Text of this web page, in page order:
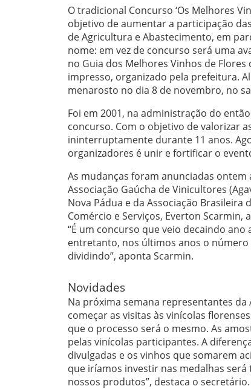
O tradicional Concurso ‘Os Melhores
objetivo de aumentar a participação
de Agricultura e Abastecimento, em
nome: em vez de concurso será uma
no Guia dos Melhores Vinhos de
impresso, organizado pela prefeitura.
menarosto no dia 8 de novembro, no
Foi em 2001, na administração do
concurso. Com o objetivo de valorizar
ininterruptamente durante 11 anos.
organizadores é unir e fortificar o
As mudanças foram anunciadas
Associação Gaúcha de Vinicultores
Nova Pádua e da Associação
Comércio e Serviços, Everton
“É um concurso que veio decaindo
entretanto, nos últimos anos o número
dividindo”, aponta Scarmin.
Novidades
Na próxima semana representantes
começar as visitas às vinícolas
que o processo será o mesmo. As
pelas vinícolas participantes. A
divulgadas e os vinhos que somarem
que iríamos investir nas medalhas
nossos produtos”, destaca o secretário.